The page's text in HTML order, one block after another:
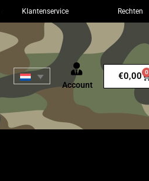
Klantenservice Rechten
Account
€0,00 0